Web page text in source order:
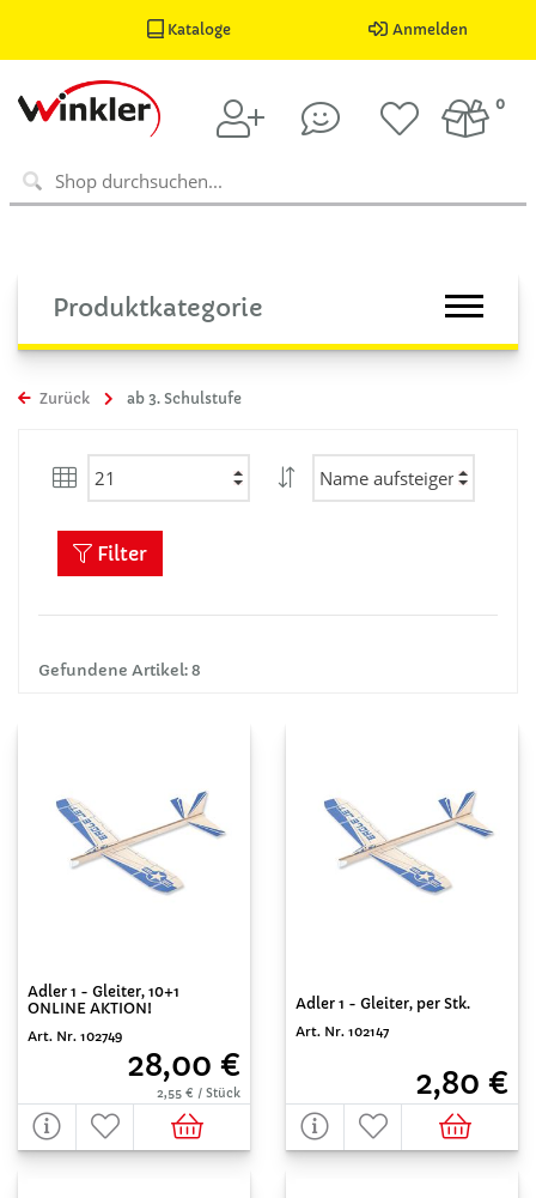
Kataloge Anmelden
0
Produktkategorie
Zurück ab 3. Schulstufe
Gefundene Artikel: 8
Filter
Adler 1 - Gleiter, 10+1
ONLINE AKTION!
Art. Nr. 102749
28,00 €
2,55 € / Stück
Adler 1 - Gleiter, per Stk.
Art. Nr. 102147
2,80 €